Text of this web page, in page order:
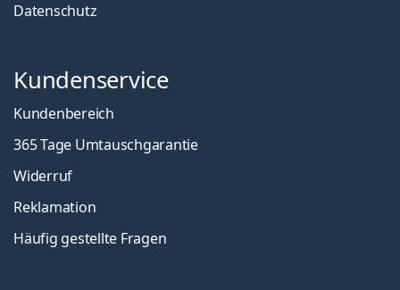
Datenschutz
Kundenservice
Kundenbereich
365 Tage Umtauschgarantie
Widerruf
Reklamation
Häufig gestellte Fragen